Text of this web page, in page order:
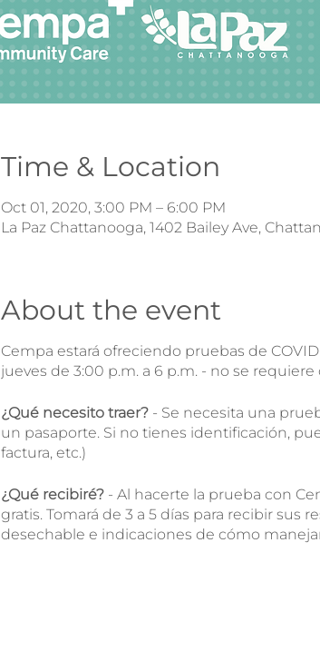
Time & Location
Oct 01, 2020, 3:00 PM – 6:00 PM
La Paz Chattanooga, 1402 Bailey Ave,
About the event
Cempa estará ofreciendo pruebas de
jueves de 3:00 p.m. a 6 p.m. - no se requiere
¿Qué necesito traer?- Se necesita una
un pasaporte. Si no tienes identificación,
factura, etc.)
¿Qué recibiré?- Al hacerte la prueba con
gratis. Tomará de 3 a 5 días para recibir sus
desechable e indicaciones de cómo